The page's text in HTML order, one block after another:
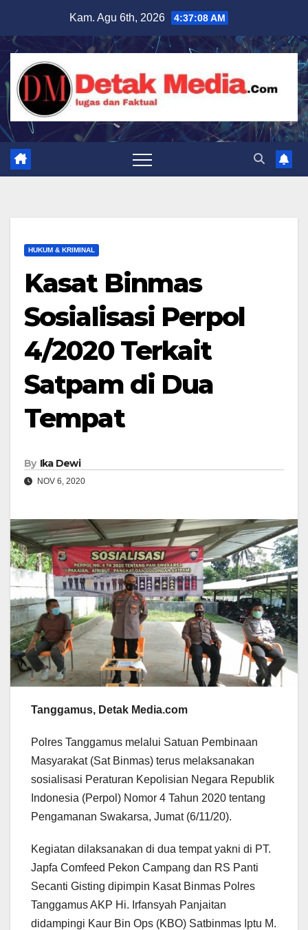
content
Kam. Agu 6th, 2026 4:37:09 AM
HUKUM & KRIMINAL
Kasat Binmas
Sosialisasi Perpol
4/2020 Terkait
Satpam di Dua
Tempat
By Ika Dewi
NOV 6, 2020
Tanggamus, Detak Media.com
Polres Tanggamus melalui Satuan Pembinaan
Masyarakat (Sat Binmas) terus melaksanakan
sosialisasi Peraturan Kepolisian Negara Republik
Indonesia (Perpol) Nomor 4 Tahun 2020 tentang
Pengamanan Swakarsa, Jumat (6/11/20).
Kegiatan dilaksanakan di dua tempat yakni di PT.
Japfa Comfeed Pekon Campang dan RS Panti
Secanti Gisting dipimpin Kasat Binmas Polres
Tanggamus AKP Hi. Irfansyah Panjaitan
didampingi Kaur Bin Ops (KBO) Satbinmas Iptu M.